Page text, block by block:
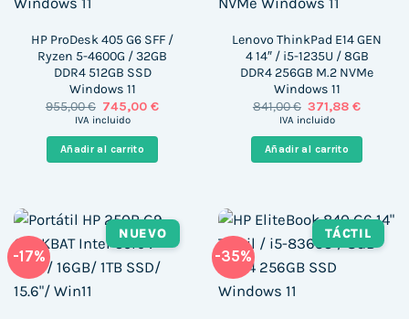
HP ProDesk 405 G6 SFF /
Ryzen 5-4600G / 32GB
DDR4 512GB SSD
Windows 11
955,00€ El
precio
era:
955,00 €.
745,00€El
IVA incluido
Añadir al carrito
Lenovo ThinkPad E14 GEN
4 14″ / i5-1235U / 8GB
DDR4 256GB M.2 NVMe
Windows 11
841,00€ El
precio
era:
841,00 €.
371,88€El
es:
371,88
IVA incluido
Añadir al carrito
-17%
NUEVO
-35%
TÁCTIL